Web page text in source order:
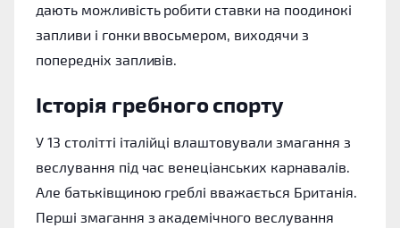
дають можливість робити ставки на поодинокі
запливи і гонки ввосьмером, виходячи з
попередніх запливів.
Історія гребного спорту
У 13 столітті італійці влаштовували змагання з
веслування під час венеціанських карнавалів.
Але батьківщиною греблі вважається Британія.
Перші змагання з академічного веслування